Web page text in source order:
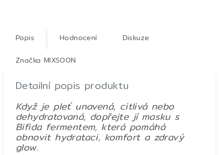
Popis Hodnocení Diskuze
Značka MIXSOON
Detailní popis produktu
Když je pleť unavená, citlivá nebo
dehydratovaná, dopřejte jí masku s
Bifida fermentem, která pomáhá
obnovit hydrataci, komfort a zdravý
glow.